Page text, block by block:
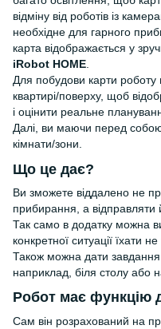
відміну від роботів із
необхідне для гарного
карта відображається у
iRobot HOME.
Для побудови карти роботу
квартирі/поверху, щоб
і оцінити реальне
Далі, ви маючи перед собою
кімнати/зони.
Що це дає?
Ви зможете віддалено не
прибирання, а відправляти
Так само в додатку можна
конкретної ситуації їхати
Також можна дати завдання
наприклад, біля столу або
Робот має функцію
Сам він розрахований на